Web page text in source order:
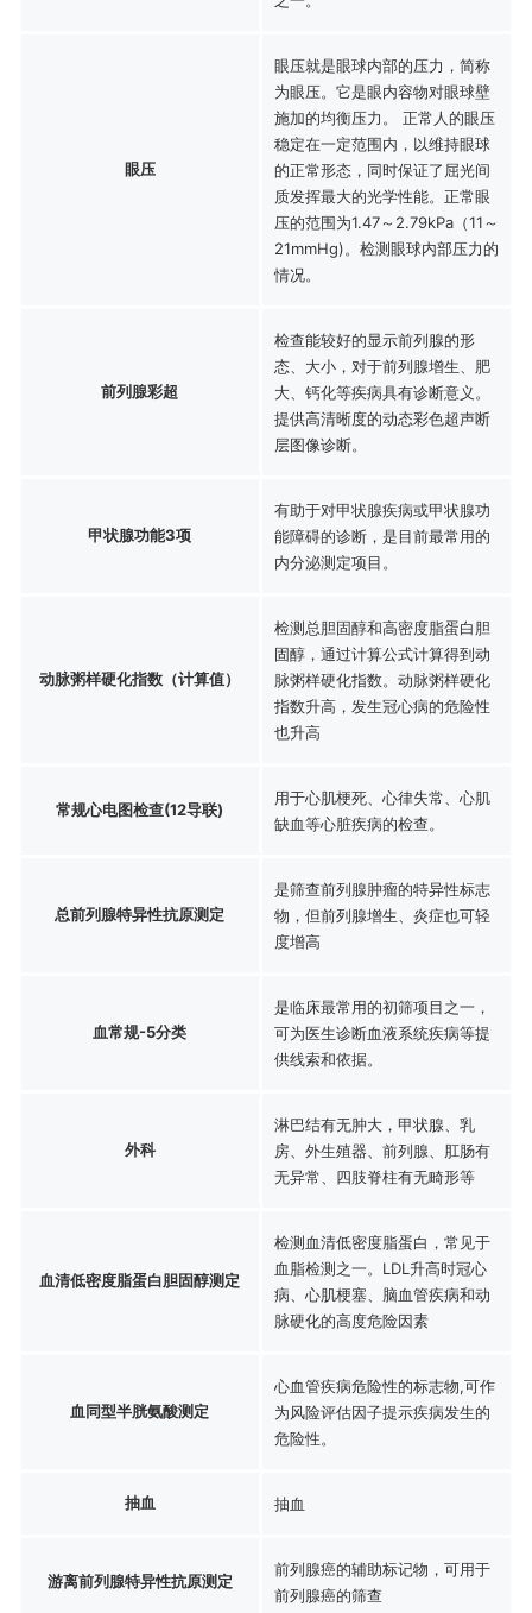
眼压
眼压就是眼球内部的压力，简称
为眼压。它是眼内容物对眼球壁
施加的均衡压力。 正常人的眼压
稳定在一定范围内，以维持眼球
的正常形态，同时保证了屈光间
质发挥最大的光学性能。正常眼
压的范围为1.47～2.79kPa（11～
21mmHg)。检测眼球内部压力的
情况。
前列腺彩超
检查能较好的显示前列腺的形
态、大小，对于前列腺增生、肥
大、钙化等疾病具有诊断意义。
提供高清晰度的动态彩色超声断
层图像诊断。
甲状腺功能3项
有助于对甲状腺疾病或甲状腺功
能障碍的诊断，是目前最常用的
内分泌测定项目。
动脉粥样硬化指数（计算值）
检测总胆固醇和高密度脂蛋白胆
固醇，通过计算公式计算得到动
脉粥样硬化指数。动脉粥样硬化
指数升高，发生冠心病的危险性
也升高
常规心电图检查(12导联)
用于心肌梗死、心律失常、心肌
缺血等心脏疾病的检查。
总前列腺特异性抗原测定
是筛查前列腺肿瘤的特异性标志
物，但前列腺增生、炎症也可轻
度增高
血常规-5分类
是临床最常用的初筛项目之一，
可为医生诊断血液系统疾病等提
供线索和依据。
外科
淋巴结有无肿大，甲状腺、乳
房、外生殖器、前列腺、肛肠有
无异常、四肢脊柱有无畸形等
血清低密度脂蛋白胆固醇测定
检测血清低密度脂蛋白，常见于
血脂检测之一。LDL升高时冠心
病、心肌梗塞、脑血管疾病和动
脉硬化的高度危险因素
血同型半胱氨酸测定
心血管疾病危险性的标志物,可作
为风险评估因子提示疾病发生的
危险性。
抽血 抽血
游离前列腺特异性抗原测定
前列腺癌的辅助标记物，可用于
前列腺癌的筛查